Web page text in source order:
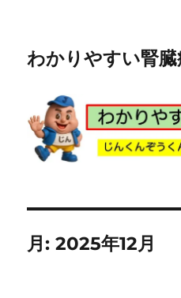
わかりやすい腎臓
月:2025年12月